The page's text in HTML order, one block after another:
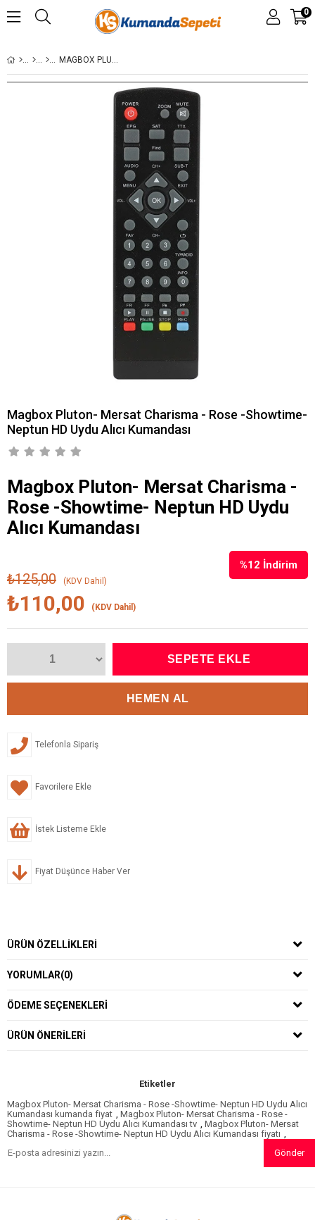
0
MAGBOX PLUTON- MERSAT CHARISMA - ROSE -SHOWTIME- NEPTUN HD UYDU ALICI KUMANDASI
Magbox Pluton- Mersat Charisma - Rose -Showtime-
Neptun HD Uydu Alıcı Kumandası
Magbox Pluton- Mersat Charisma -
Rose -Showtime- Neptun HD Uydu
Alıcı Kumandası
%12 İndirim
₺125,00 (KDV Dahil)
₺110,00 (KDV Dahil)
Telefonla Sipariş
Favorilere Ekle
İstek Listeme Ekle
Fiyat Düşünce Haber Ver
ÜRÜN ÖZELLIKLERI
YORUMLAR(0)
ÖDEME SEÇENEKLERI
ÜRÜN ÖNERILERI
Etiketler
Magbox Pluton- Mersat Charisma - Rose -Showtime- Neptun HD Uydu Alıcı
Kumandası kumanda fiyat
Magbox Pluton- Mersat Charisma - Rose -
Showtime- Neptun HD Uydu Alıcı Kumandası tv
Magbox Pluton- Mersat
Charisma - Rose -Showtime- Neptun HD Uydu Alıcı Kumandası fiyatı
Gönder